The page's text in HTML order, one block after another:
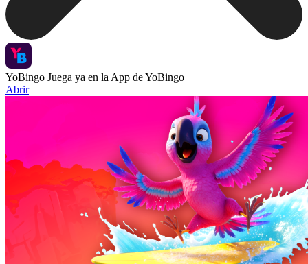
YoBingo Juega ya en la App de YoBingo
Abrir